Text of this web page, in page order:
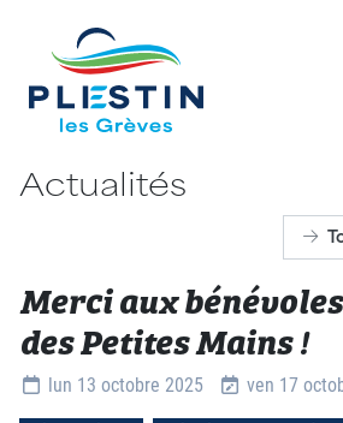
Actualités
Merci aux
des Petites Mains !
Détailslun 13 octobre 2025 ven 17